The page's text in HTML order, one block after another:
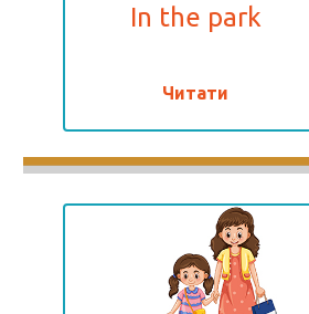
In the park
Читати